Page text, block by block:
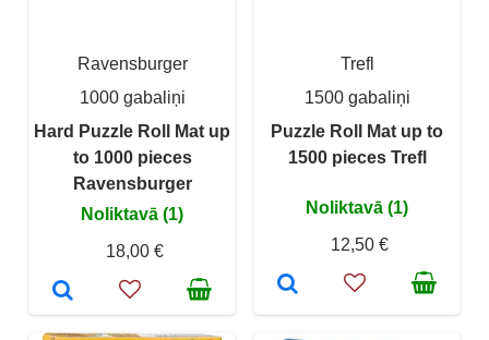
Ravensburger
1000 gabaliņi
Hard Puzzle Roll Mat up
to 1000 pieces
Ravensburger
Noliktavā (1)
18,00 €
Trefl
1500 gabaliņi
Puzzle Roll Mat up to
1500 pieces Trefl
Noliktavā (1)
12,50 €